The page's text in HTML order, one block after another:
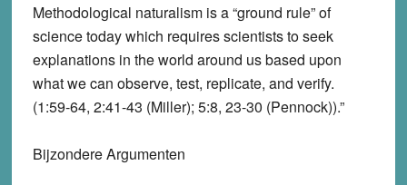
Methodological naturalism is a “ground rule” of
science today which requires scientists to seek
explanations in the world around us based upon
what we can observe, test, replicate, and verify.
(1:59-64, 2:41-43 (Miller); 5:8, 23-30 (Pennock)).”
Bijzondere Argumenten